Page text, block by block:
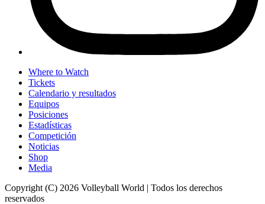
Where to Watch
Tickets
Calendario y resultados
Equipos
Posiciones
Estadísticas
Competición
Noticias
Shop
Media
Copyright (C) 2026 Volleyball World | Todos los derechos
reservados